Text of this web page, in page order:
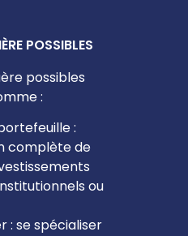
POSSIBLES
possibles
:
:
complète de
ou
: se spécialiser